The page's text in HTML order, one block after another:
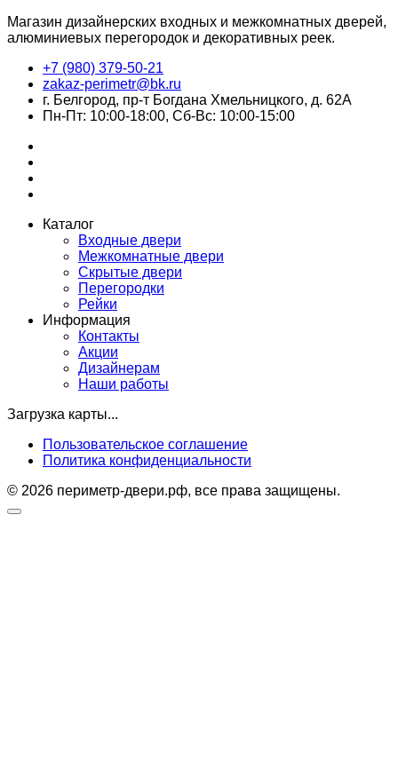
Магазин дизайнерских входных и межкомнатных дверей,
алюминиевых перегородок и декоративных реек.
+7 (980) 379-50-21
zakaz-perimetr@bk.ru
г. Белгород, пр-т Богдана Хмельницкого, д. 62А
Пн-Пт: 10:00-18:00, Сб-Вс: 10:00-15:00
Каталог
Входные двери
Межкомнатные двери
Скрытые двери
Перегородки
Рейки
Информация
Контакты
Акции
Дизайнерам
Наши работы
Загрузка карты...
Пользовательское соглашение
Политика конфиденциальности
© 2026 периметр-двери.рф, все права защищены.